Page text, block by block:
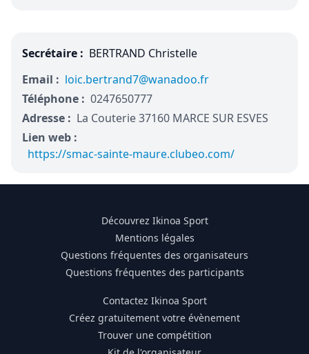
Secrétaire : BERTRAND Christelle
Email : loic.bertrand7@wanadoo.fr
Téléphone : 0247650777
Adresse : La Couterie 37160 MARCE SUR ESVES
Lien web :
https://smac-sainte-maure.clubeo.com/
Découvrez Ikinoa Sport
Mentions légales
Questions fréquentes des organisateurs
Questions fréquentes des participants
Contactez Ikinoa Sport
Créez gratuitement votre évènement
Trouver une compétition